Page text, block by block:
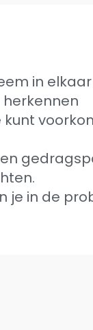
in elkaar
je in de